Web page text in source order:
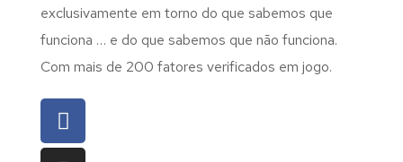
exclusivamente em torno do que sabemos que
funciona … e do que sabemos que não funciona.
Com mais de 200 fatores verificados em jogo.